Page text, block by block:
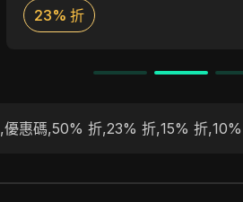
23% 折
,優惠碼,50% 折,23% 折,15% 折,